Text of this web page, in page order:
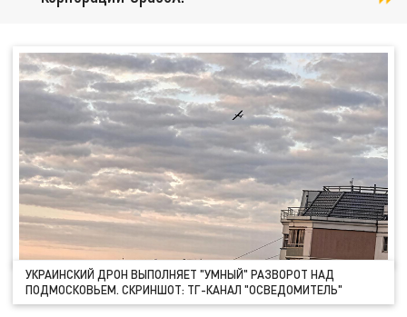
УКРАИНСКИЙ ДРОН ВЫПОЛНЯЕТ "УМНЫЙ" РАЗВОРОТ НАД
ПОДМОСКОВЬЕМ. СКРИНШОТ: ТГ-КАНАЛ "ОСВЕДОМИТЕЛЬ"